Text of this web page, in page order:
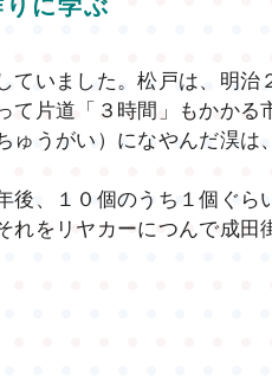
に学ぶ
ていました。松戸は、明治
て片道「３時間」もかかる
ゅうがい）になやんだ淏は
、１０個のうち１個ぐら
れをリヤカーにつんで成田